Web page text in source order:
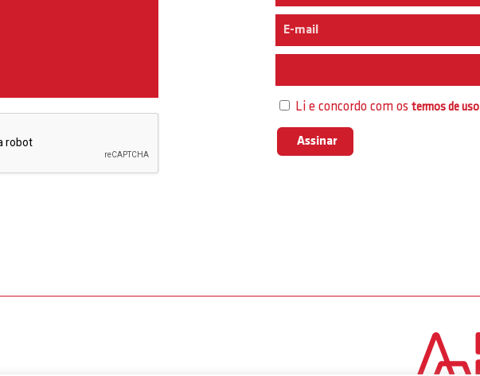
Li e concordo com ostermos de uso